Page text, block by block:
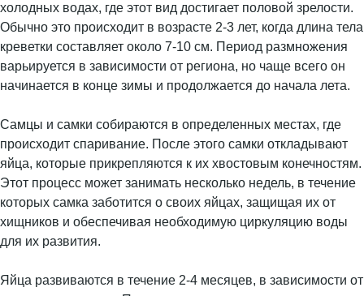
холодных водах, где этот вид достигает половой зрелости.
Обычно это происходит в возрасте 2-3 лет, когда длина тела
креветки составляет около 7-10 см. Период размножения
варьируется в зависимости от региона, но чаще всего он
начинается в конце зимы и продолжается до начала лета.
Самцы и самки собираются в определенных местах, где
происходит спаривание. После этого самки откладывают
яйца, которые прикрепляются к их хвостовым конечностям.
Этот процесс может занимать несколько недель, в течение
которых самка заботится о своих яйцах, защищая их от
хищников и обеспечивая необходимую циркуляцию воды
для их развития.
Яйца развиваются в течение 2-4 месяцев, в зависимости от